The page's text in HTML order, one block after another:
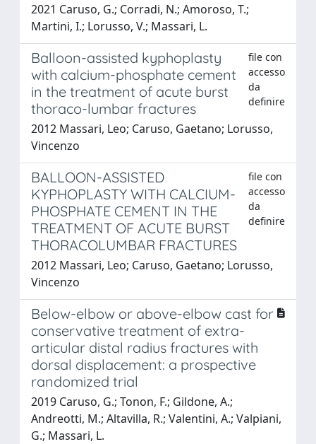
2021 Caruso, G.; Corradi, N.; Amoroso, T.;
Martini, I.; Lorusso, V.; Massari, L.
Balloon-assisted kyphoplasty
with calcium-phosphate cement
in the treatment of acute burst
thoraco-lumbar fractures
file con
accesso
da
definire
2012 Massari, Leo; Caruso, Gaetano; Lorusso,
Vincenzo
BALLOON-ASSISTED
KYPHOPLASTY WITH CALCIUM-
PHOSPHATE CEMENT IN THE
TREATMENT OF ACUTE BURST
THORACOLUMBAR FRACTURES
file con
accesso
da
definire
2012 Massari, Leo; Caruso, Gaetano; Lorusso,
Vincenzo
Below-elbow or above-elbow cast for
conservative treatment of extra-
articular distal radius fractures with
dorsal displacement: a prospective
randomized trial
2019 Caruso, G.; Tonon, F.; Gildone, A.;
Andreotti, M.; Altavilla, R.; Valentini, A.; Valpiani,
G.; Massari, L.